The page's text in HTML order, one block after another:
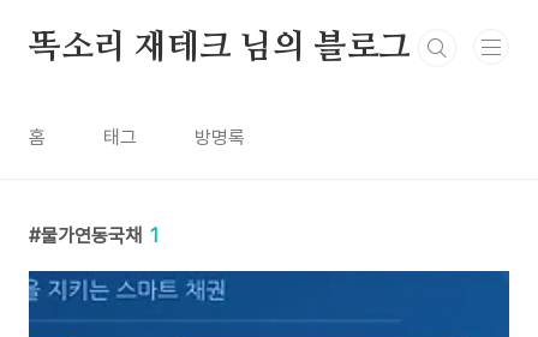
똑소리 재테크 님의 블로그
홈 태그 방명록
물가연동국채 1